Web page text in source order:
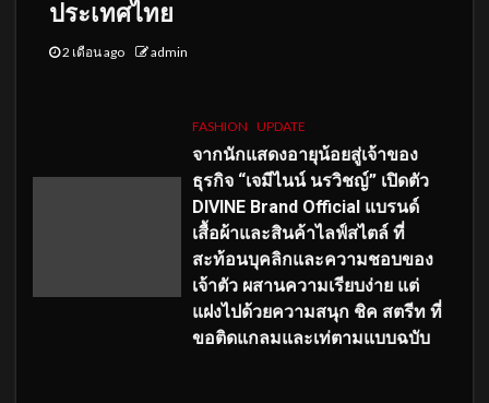
ประเทศไทย
2 เดือน ago admin
FASHION UPDATE
จากนักแสดงอายุน้อยสู่เจ้าของ
ธุรกิจ “เจมีไนน์ นรวิชญ์” เปิดตัว
DIVINE Brand Official แบรนด์
เสื้อผ้าและสินค้าไลฟ์สไตล์ ที่
สะท้อนบุคลิกและความชอบของ
เจ้าตัว ผสานความเรียบง่าย แต่
แฝงไปด้วยความสนุก ชิค สตรีท ที่
ขอติดแกลมและเท่ตามแบบฉบับ